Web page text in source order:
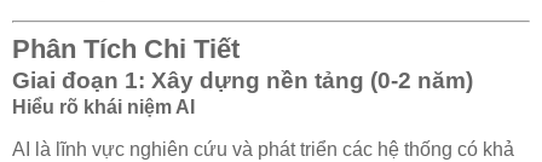
Phân Tích Chi Tiết
Giai đoạn 1: Xây dựng nền tảng (0-2 năm)
Hiểu rõ khái niệm AI
AI là lĩnh vực nghiên cứu và phát triển các hệ thống có khả